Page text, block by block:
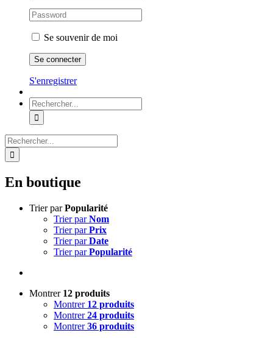
Se souvenir de moi
S'enregistrer
Rechercher:
Rechercher:
En boutique
Trier parPopularité
Trier parNom
Trier parPrix
Trier parDate
Trier parPopularité
Montrer 12 produits
Montrer 12 produits
Montrer24 produits
Montrer36 produits